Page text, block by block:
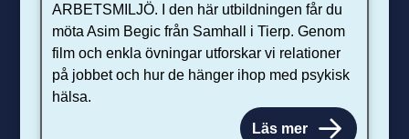
ARBETSMILJÖ. I den här utbildningen får du
möta Asim Begic från Samhall i Tierp. Genom
film och enkla övningar utforskar vi relationer
på jobbet och hur de hänger ihop med psykisk
hälsa.
Läs mer